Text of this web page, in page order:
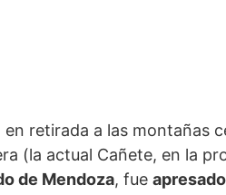
en retirada a las montañas
(la actual Cañete, en la
de Mendoza, fue